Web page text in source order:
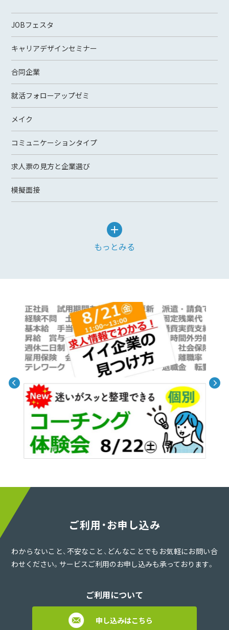
JOBフェスタ
キャリアデザインセミナー
合同企業
就活フォローアップゼミ
メイク
コミュニケーションタイプ
求人票の見方と企業選び
模擬面接
もっとみる
ご利用・お申し込み
わからないこと、不安なこと、どんなことでもお気軽にお問い合
わせください。サービスご利用のお申し込みも承っております。
ご利用について
申し込みはこちら